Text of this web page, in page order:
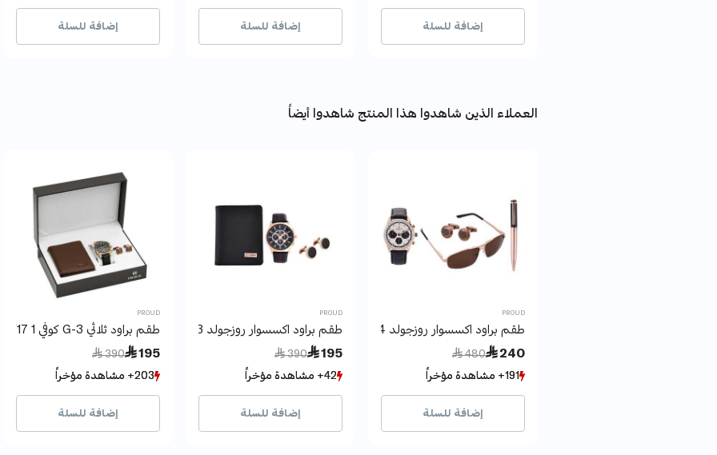
134+ بيع مؤخراً
134+ بيع مؤخراً
إضافة للسلة
33+ بيع مؤخراً
33+ بيع مؤخراً
إضافة للسلة
39+ بيع مؤخراً
39+ بيع مؤخراً
إضافة للسلة
العملاء الذين شاهدوا هذا المنتج شاهدوا أيضاً
PROUD
طقم براود اكسسوار روزجولد 4 قطع
 240
Price reduced from
 480
to
191+ مشاهدة مؤخراً
39+ بيع مؤخراً
191+ مشاهدة مؤخراً
39+ بيع مؤخراً
إضافة للسلة
PROUD
طقم براود اكسسوار روزجولد 3 قطع
 195
Price reduced from
 390
to
42+ مشاهدة مؤخراً
3+ بيع مؤخراً
42+ مشاهدة مؤخراً
3+ بيع مؤخراً
إضافة للسلة
PROUD
طقم براود ثلاثي G-3 كوفي 1 Y17
 195
Price reduced from
 390
to
203+ مشاهدة مؤخراً
33+ بيع مؤخراً
203+ مشاهدة مؤخراً
33+ بيع مؤخراً
إضافة للسلة